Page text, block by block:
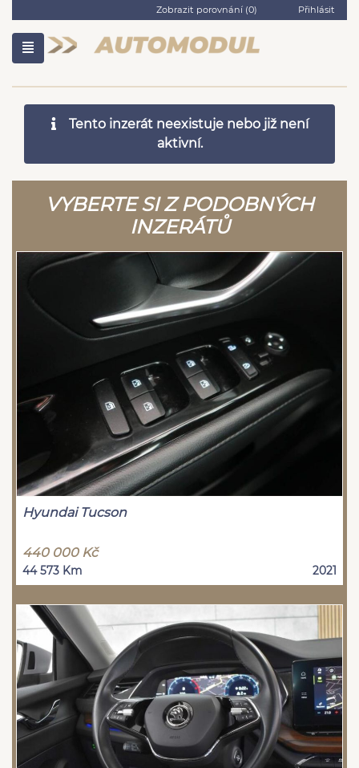
Zobrazit porovnání (0) Přihlásit
Tento inzerát neexistuje nebo již není
aktivní.
VYBERTE SI Z PODOBNÝCH
INZERÁTŮ
Hyundai Tucson
440 000 Kč
44 573 Km 2021